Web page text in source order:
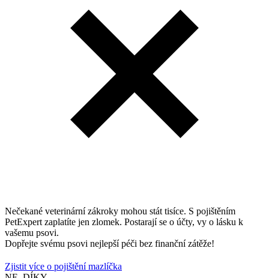
Nečekané veterinární zákroky mohou stát tisíce. S pojištěním
PetExpert zaplatíte jen zlomek. Postarají se o účty, vy o lásku k
vašemu psovi.
Dopřejte svému psovi nejlepší péči bez finanční zátěže!
Zjistit více o pojištění mazlíčka